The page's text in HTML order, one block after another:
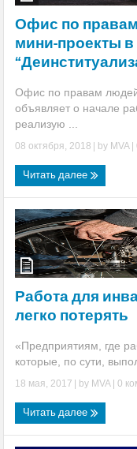
Офис по
мини-проекты
Офис по правам
объявляет о начале
реализую ...
08 октября, 2018 | by MVA
Читать далее
Работа для
легко потерять
«Предприятиям, где
которые, по сути,
18 мая, 2017 | by MVA 0
Читать далее